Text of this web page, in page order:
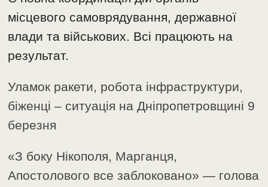
місцевого самоврядування, державної
влади та військових. Всі працюють на
результат.
Уламок ракети, робота інфраструктури,
біженці – ситуація на Дніпропетровщині 9
березня
«З боку Нікополя, Марганця,
Апостолового все заблоковано» — голова